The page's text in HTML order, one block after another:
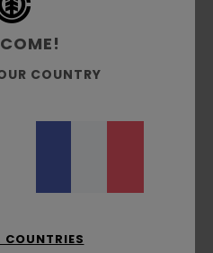
100% coton
COUNTRY
COUNTRIES